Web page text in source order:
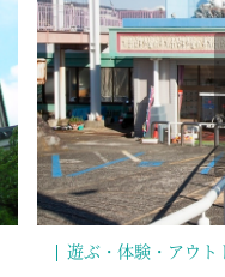
歴史・文化